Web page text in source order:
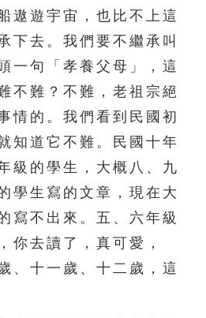
遨遊宇宙，也比不上這
下去。我們要不繼承叫
一句「孝養父母」，這
不難？不難，老祖宗絕
情的。我們看到民國初
知道它不難。民國十年
級的學生，大概八、九
學生寫的文章，現在大
寫不出來。五、六年級
你去讀了，真可愛，
、十一歲、十二歲，這